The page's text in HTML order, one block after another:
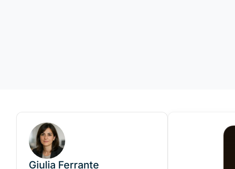
Giulia Ferrante